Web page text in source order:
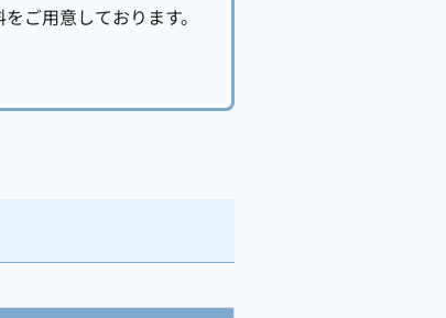
ご用意しております。